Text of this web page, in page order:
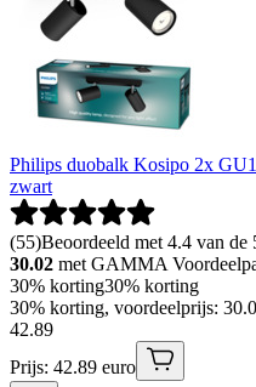
Philips duobalk Kosipo 2x
zwart
(55)Beoordeeld met 4.4 van de
30.02 met GAMMA
30% korting30% korting
30% korting, voordeelprijs:
42.89
Prijs: 42.89 euro